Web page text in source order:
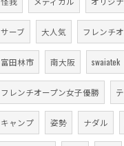
サーブ 大人気 フレンチ
富田林市 南大阪 swaiatek
フレンチオープン女子優勝
キャンプ 姿勢 ナダル